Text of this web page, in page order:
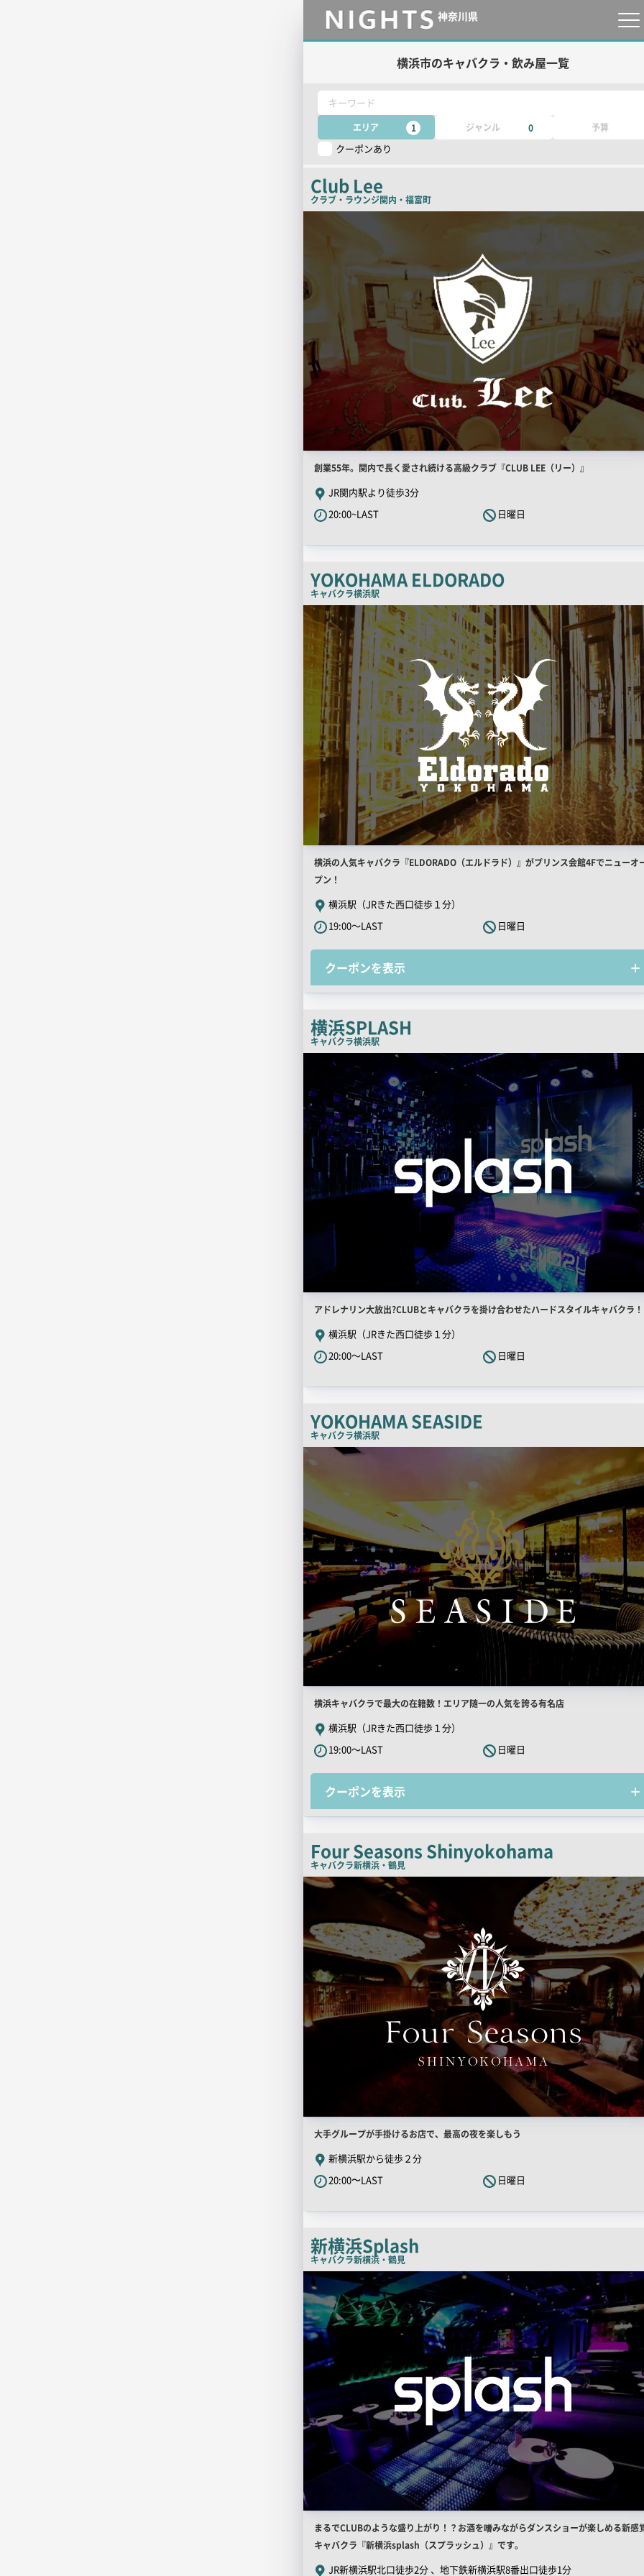
神奈川県
横浜市のキャバクラ・飲み屋一覧
キーワード
エリア 1 ジャンル 0 予算
クーポンあり
Club Lee
クラブ・ラウンジ関内・福富町
検
用
画
像
店
舗
PR
キ
チ
コ
ピ
ー
創業55年。関内で長く愛され続ける高級クラブ『CLUB LEE（リー）』
JR関内駅より徒歩3分
20:00~LAST
日曜日
YOKOHAMA ELDORADO
キャバクラ横浜駅
検
索
果
一
覧
用
画
像
店
舗
PR
キ
ャ
ッ
コ
ー
横浜の人気キャバクラ『ELDORADO（エルドラド）』がプリンス会館4Fでニューオ
プン！
横浜駅（JRきた西口徒歩１分）
19:00～LAST
日曜日
クーポンを表示
横浜SPLASH
キャバクラ横浜駅
検
果
一
覧
用
画
像
店
舗
PR
キ
チ
コ
ピ
ー
アドレナリン大放出?CLUBとキャバクラを掛け合わせたハードスタイルキャバクラ！
横浜駅（JRきた西口徒歩１分）
20:00～LAST
日曜日
YOKOHAMA SEASIDE
キャバクラ横浜駅
検
索
結
果
用
画
像
店
舗
PR
キ
ャ
チ
ー
横浜キャバクラで最大の在籍数！エリア随一の人気を誇る有名店
横浜駅（JRきた西口徒歩１分）
19:00～LAST
日曜日
クーポンを表示
Four Seasons Shinyokohama
キャバクラ新横浜・鶴見
検
覧
用
画
店
舗
PR
キ
チ
コ
ピ
ー
大手グループが手掛けるお店で、最高の夜を楽しもう
新横浜駅から徒歩２分
20:00〜LAST
日曜日
新横浜Splash
キャバクラ新横浜・鶴見
検
索
結
果
一
覧
用
画
店
舗
PR
まるでCLUBのような盛り上がり！？お酒を嗜みながらダンスショーが楽しめる新感
キャバクラ『新横浜splash（スプラッシュ）』です。
JR新横浜駅北口徒歩2分 、地下鉄新横浜駅8番出口徒歩1分